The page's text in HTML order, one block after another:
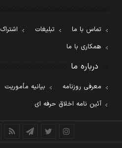
تماس با ما تبلیغات اشتراک
همکاری با ما
درباره ما
معرفی روزنامه
بیانیه مأموریت
آئین نامه اخلاق حرفه ای